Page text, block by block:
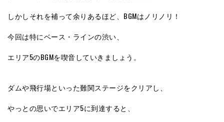
しかしそれを補って余りあるほど、BGMはノリノリ！
今回は特にベース・ラインの渋い、
エリア5のBGMを喫音していきましょう。
ダムや飛行場といった難関ステージをクリアし、
やっとの思いでエリア5に到達すると、